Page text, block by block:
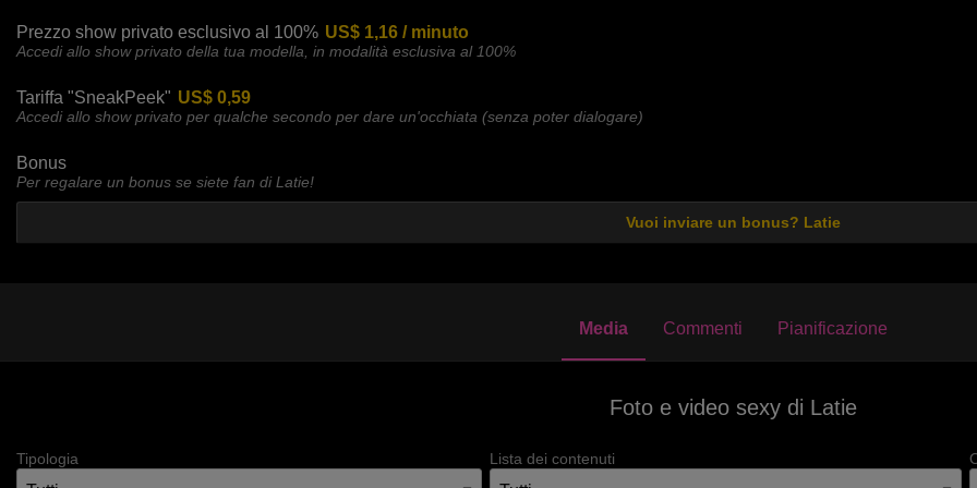
Prezzo show privato esclusivo al 100% US$ 1,16 / minuto
Accedi allo show privato della tua modella, in modalità esclusiva al 100%
Tariffa "SneakPeek" US$ 0,59
Accedi allo show privato per qualche secondo per dare un'occhiata (senza poter dialogare)
Bonus
Per regalare un bonus se siete fan di Latie!
Vuoi inviare un bonus? Latie
Media Commenti Pianificazione
Foto e video sexy di Latie
Tipologia Lista dei contenuti